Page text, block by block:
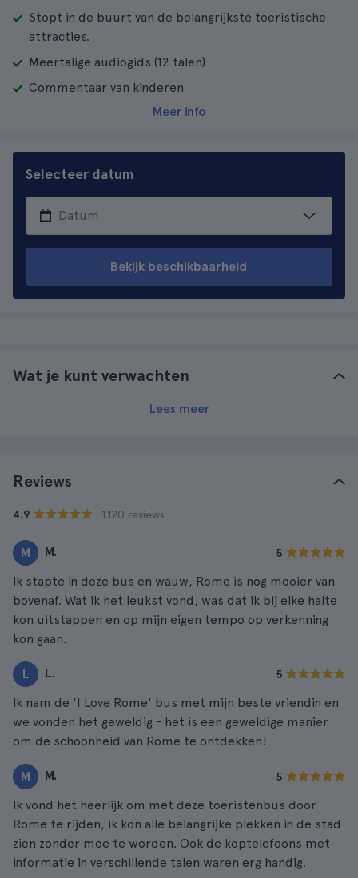
Stopt in de buurt van de belangrijkste toeristische
attracties.
Meertalige audiogids (12 talen)
Commentaar van kinderen
Meer info
Selecteer datum
Bekijk beschikbaarheid
Wat je kunt verwachten
Lees meer
Reviews
4.9 · 1.120 reviews
M M. 5
Ik stapte in deze bus en wauw, Rome is nog mooier van
bovenaf. Wat ik het leukst vond, was dat ik bij elke halte
kon uitstappen en op mijn eigen tempo op verkenning
kon gaan.
L L. 5
Ik nam de 'I Love Rome' bus met mijn beste vriendin en
we vonden het geweldig - het is een geweldige manier
om de schoonheid van Rome te ontdekken!
M M. 5
Ik vond het heerlijk om met deze toeristenbus door
Rome te rijden, ik kon alle belangrijke plekken in de stad
zien zonder moe te worden. Ook de koptelefoons met
informatie in verschillende talen waren erg handig.